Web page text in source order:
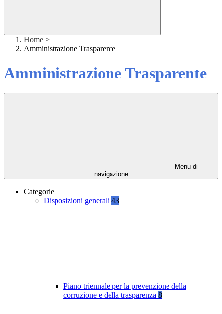
Home >
Amministrazione Trasparente
Amministrazione Trasparente
Menu di
navigazione
Categorie
Disposizioni generali 43
Piano triennale per la prevenzione della
corruzione e della trasparenza 8